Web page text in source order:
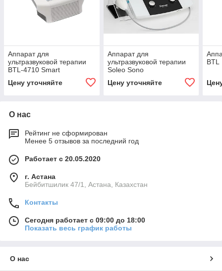
Аппарат для
ультразвуковой терапии
BTL‑4710 Smart
Цену уточняйте
Аппарат для
ультразвуковой терапии
Soleo Sono
Цену уточняйте
BTL
О нас
Рейтинг не сформирован
Менее 5 отзывов за последний год
Работает с 20.05.2020
г. Астана
Бейбитшилик 47/1, Астана, Казахстан
Контакты
Сегодня работает с 09:00 до 18:00
Показать весь график работы
О нас